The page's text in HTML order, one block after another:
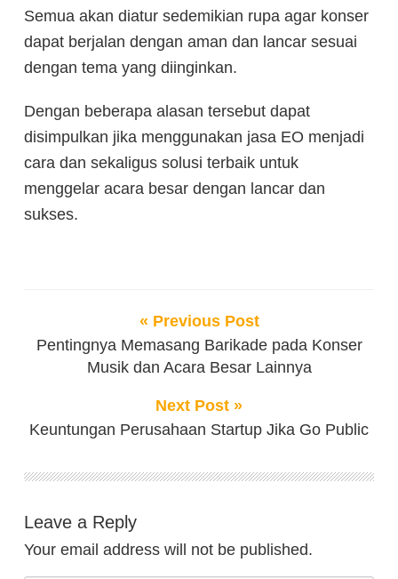
Semua akan diatur sedemikian rupa agar konser
dapat berjalan dengan aman dan lancar sesuai
dengan tema yang diinginkan.
Dengan beberapa alasan tersebut dapat
disimpulkan jika menggunakan jasa EO menjadi
cara dan sekaligus solusi terbaik untuk
menggelar acara besar dengan lancar dan
sukses.
« Previous Post
Pentingnya Memasang Barikade pada Konser
Musik dan Acara Besar Lainnya
Next Post »
Keuntungan Perusahaan Startup Jika Go Public
Leave a Reply
Your email address will not be published.